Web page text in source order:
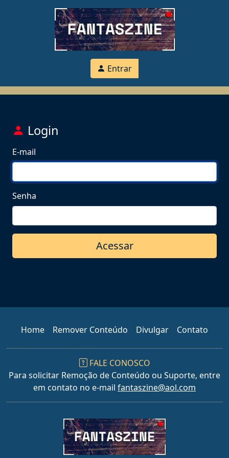
Entrar
Login
E-mail
Senha
Home Remover Conteúdo Divulgar Contato
FALE CONOSCO
Para solicitar Remoção de Conteúdo ou Suporte, entre
em contato no e-mail fantaszine@aol.com